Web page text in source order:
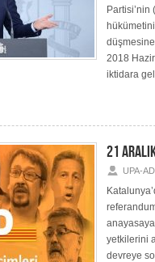
Partisi’nin
2018
iktidara
21
UPA-
anayasaya
yetkilerini
devreye